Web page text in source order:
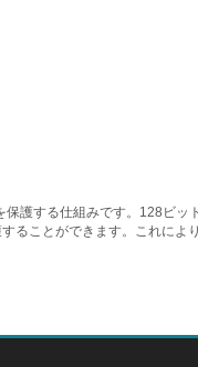
護する仕組みです。128ビッ
ことができます。これに